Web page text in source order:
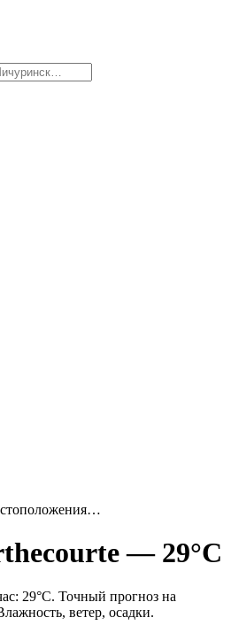
— 29°C
29°C. Точный прогноз на
ветер, осадки.